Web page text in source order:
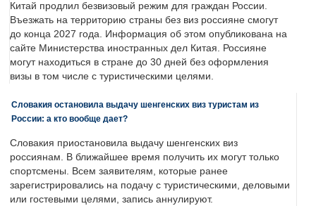
Китай продлил безвизовый режим для граждан России.
Въезжать на территорию страны без виз россияне смогут
до конца 2027 года. Информация об этом опубликована на
сайте Министерства иностранных дел Китая. Россияне
могут находиться в стране до 30 дней без оформления
визы в том числе с туристическими целями.
Словакия остановила выдачу шенгенских виз туристам из
России: а кто вообще дает?
Словакия приостановила выдачу шенгенских виз
россиянам. В ближайшее время получить их могут только
спортсмены. Всем заявителям, которые ранее
зарегистрировались на подачу с туристическими, деловыми
или гостевыми целями, запись аннулируют.